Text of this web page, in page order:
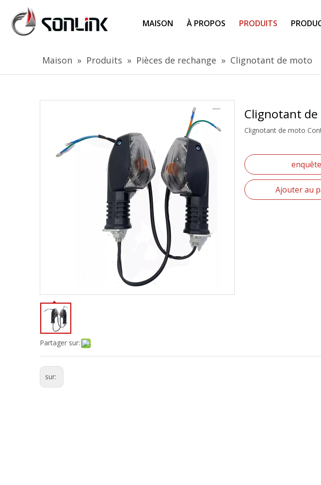
MAISON À PROPOS PRODUITS
Maison » Produits » Pièces de rechange » Clignotant de moto
Partager sur:
Clignotant
Clignotant de moto
enquête
Ajouter au
sur: